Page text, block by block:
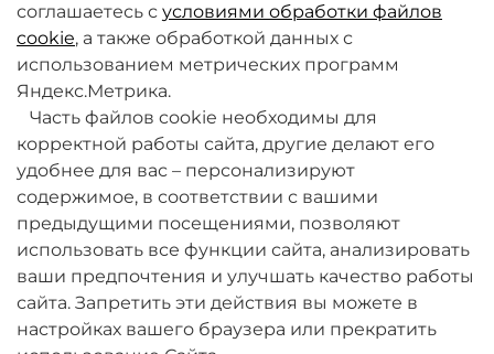
О компании
Товары и услуги
+7 (495) 789-38-95
09:00 - 18:00 (будни, по МСК)
соглашаетесь с условиями обработки файлов
cookie, а также обработкой данных с
использованием метрических программ
Яндекс.Метрика.
Часть файлов cookie необходимы для
корректной работы сайта, другие делают его
удобнее для вас – персонализируют
содержимое, в соответствии с вашими
предыдущими посещениями, позволяют
использовать все функции сайта, анализировать
ваши предпочтения и улучшать качество работы
сайта. Запретить эти действия вы можете в
настройках вашего браузера или прекратить